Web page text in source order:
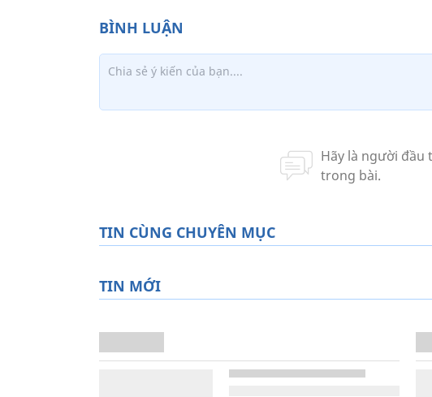
TIN CÙNG CHUYÊN MỤC
TIN MỚI